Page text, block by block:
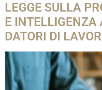
LEGGE SULLA
E INTELLIGENZA
DATORI DI